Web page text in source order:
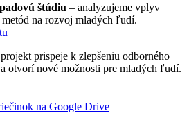
štúdiu – analyzujeme vplyv
na rozvoj mladých ľudí.
tu
prispeje k zlepšeniu odborného
otvorí nové možnosti pre mladých ľudí.
na Google Drive